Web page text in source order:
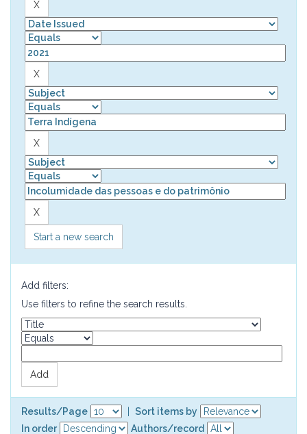
Start a new search
Add filters:
Use filters to refine the search results.
Results/Page
Sort items by
In order
Authors/record